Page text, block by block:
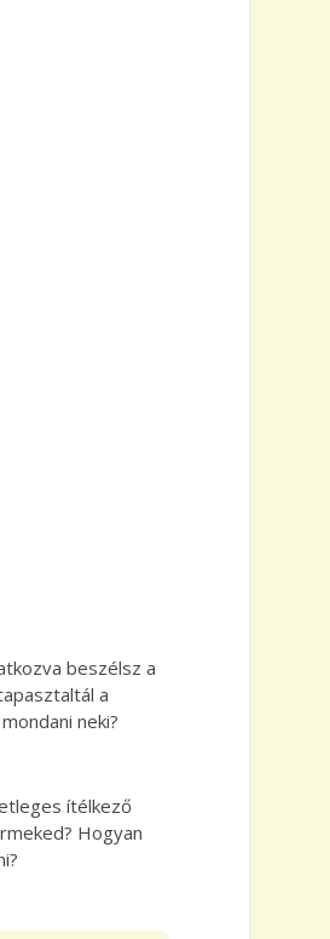
beszélsz a
a
neki?
ítélkező
Hogyan